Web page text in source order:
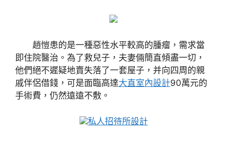
趙愷患的是一種惡性水平較高的腫瘤，需求當
即住院醫治。為了救兒子，夫妻倆簡直傾盡一切，
他們絕不遲疑地賣失落了一套屋子，并向四周的親
戚伴侶借錢，可是面臨高達大直室內設計90萬元的
手術費，仍然遠遠不敷。
私人招待所設計